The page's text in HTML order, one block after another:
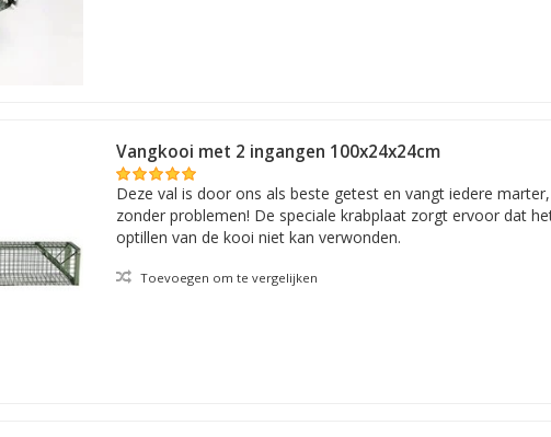
Vangkooi met 2 ingangen 100x24x24cm
Deze val is door ons als beste getest en vangt iedere
zonder problemen! De speciale krabplaat zorgt ervoor dat
optillen van de kooi niet kan verwonden.
Toevoegen om te vergelijken